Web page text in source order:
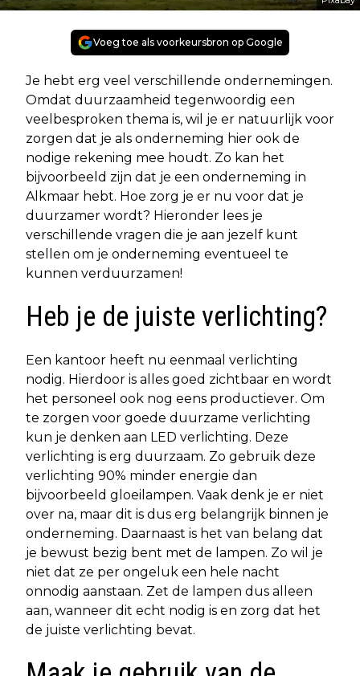
Voeg toe als voorkeursbron op Google
Je hebt erg veel verschillende ondernemingen.
Omdat duurzaamheid tegenwoordig een
veelbesproken thema is, wil je er natuurlijk voor
zorgen dat je als onderneming hier ook de
nodige rekening mee houdt. Zo kan het
bijvoorbeeld zijn dat je een onderneming in
Alkmaar hebt. Hoe zorg je er nu voor dat je
duurzamer wordt? Hieronder lees je
verschillende vragen die je aan jezelf kunt
stellen om je onderneming eventueel te
kunnen verduurzamen!
Heb je de juiste verlichting?
Een kantoor heeft nu eenmaal verlichting
nodig. Hierdoor is alles goed zichtbaar en wordt
het personeel ook nog eens productiever. Om
te zorgen voor goede duurzame verlichting
kun je denken aan LED verlichting. Deze
verlichting is erg duurzaam. Zo gebruik deze
verlichting 90% minder energie dan
bijvoorbeeld gloeilampen. Vaak denk je er niet
over na, maar dit is dus erg belangrijk binnen je
onderneming. Daarnaast is het van belang dat
je bewust bezig bent met de lampen. Zo wil je
niet dat ze per ongeluk een hele nacht
onnodig aanstaan. Zet de lampen dus alleen
aan, wanneer dit echt nodig is en zorg dat het
de juiste verlichting bevat.